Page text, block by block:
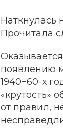
Наткнулась
Прочитала
появлению
1940−60-х
«крутость»
от правил,